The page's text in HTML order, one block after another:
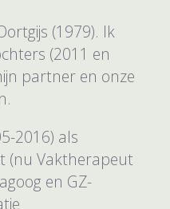
(1979). Ik
(2011 en
partner en onze
2016) als
(nu Vaktherapeut
en GZ-